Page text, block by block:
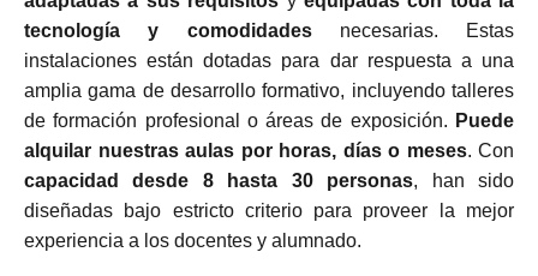
tecnología y comodidadesnecesarias. Estas
instalaciones están dotadas para dar respuesta a una
amplia gama de desarrollo formativo, incluyendo talleres
de formación profesional o áreas de exposición. Puede
alquilar nuestras aulas por horas, días o meses. Con
capacidad desde 8 hasta 30 personas, han sido
diseñadas bajo estricto criterio para proveer la mejor
experiencia a los docentes y alumnado.